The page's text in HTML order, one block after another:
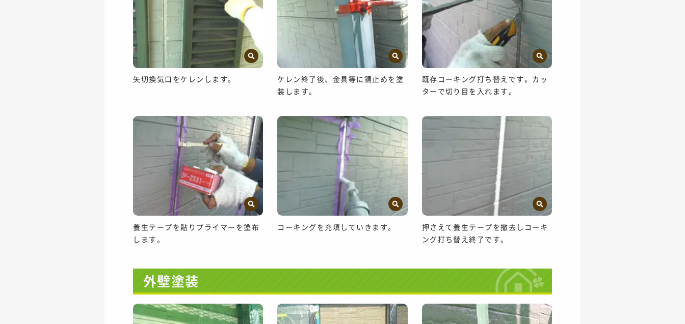
矢切換気口をケレンします。
ケレン終了後、金具等に錆止めを塗
装します。
既存コーキング打ち替えです。カッ
ターで切り目を入れます。
養生テープを貼りプライマーを塗布
します。
コーキングを充填していきます。
押さえて養生テープを撤去しコーキ
ング打ち替え終了です。
外壁塗装